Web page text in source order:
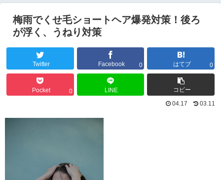
梅雨でくせ毛ショートヘア爆発対策！後ろ
が浮く、うねり対策
Twitter Facebook 0 はてブ 0
Pocket 0 LINE コピー
04.17 03.11